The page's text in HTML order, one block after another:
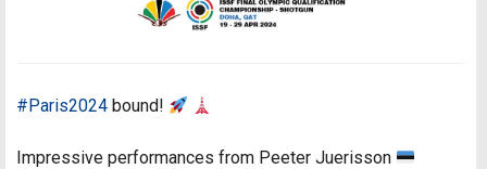
#Paris2024 bound!
Impressive performances from Peeter Juerisson